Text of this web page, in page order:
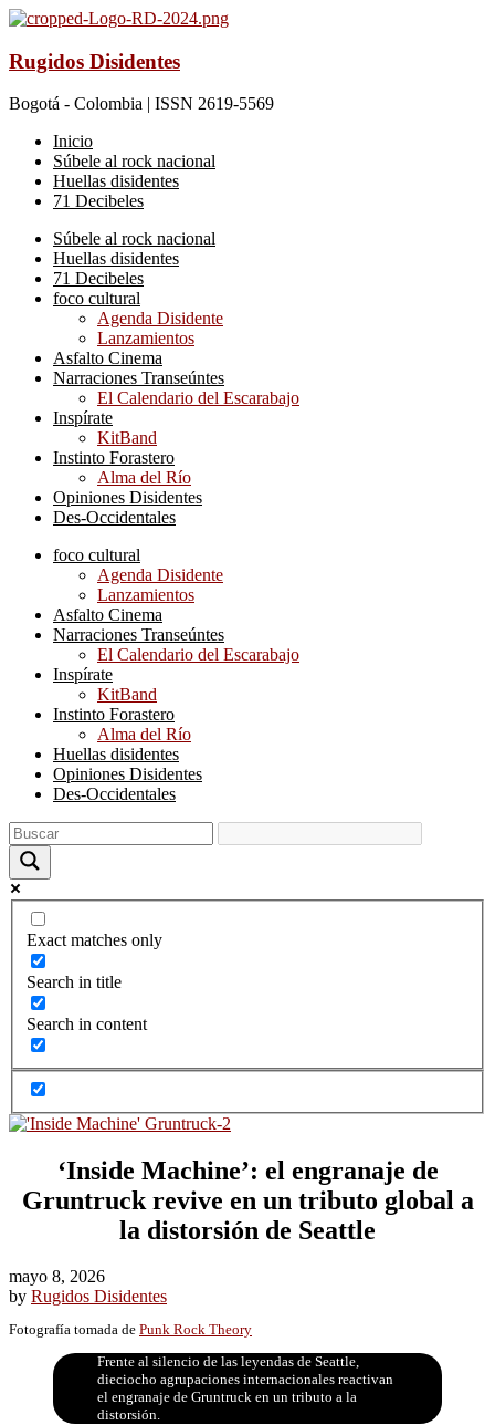
Rugidos Disidentes
Bogotá - Colombia | ISSN 2619-5569
Inicio
Súbele al rock nacional
Huellas disidentes
71 Decibeles
Súbele al rock nacional
Huellas disidentes
71 Decibeles
foco cultural
Agenda Disidente
Lanzamientos
Asfalto Cinema
Narraciones Transeúntes
El Calendario del Escarabajo
Inspírate
KitBand
Instinto Forastero
Alma del Río
Opiniones Disidentes
Des-Occidentales
foco cultural
Agenda Disidente
Lanzamientos
Asfalto Cinema
Narraciones Transeúntes
El Calendario del Escarabajo
Inspírate
KitBand
Instinto Forastero
Alma del Río
Huellas disidentes
Opiniones Disidentes
Des-Occidentales
Exact matches only
Search in title
Search in content
‘Inside Machine’: el engranaje de
Gruntruck revive en un tributo global a
la distorsión de Seattle
mayo 8, 2026
by Rugidos Disidentes
Fotografía tomada de Punk Rock Theory
Frente al silencio de las leyendas de Seattle,
dieciocho agrupaciones internacionales reactivan
el engranaje de Gruntruck en un tributo a la
distorsión.